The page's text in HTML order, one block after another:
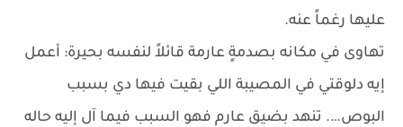
عليها رغماً عنه.
تهاوى في مكانه بصدمةٍ عارمة قائلاً لنفسه بحيرة: أعمل
إيه دلوقتي في المصيبة اللي بقيت فيها دي بسبب
البوص…. تنهد بضيق عارم فهو السبب فيما آل إليه حاله